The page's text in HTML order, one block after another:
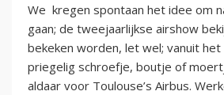
We kregen spontaan het idee om
gaan; de tweejaarlijkse airshow
bekeken worden, let wel; vanuit
priegelig schroefje, boutje of
aldaar voor Toulouse’s Airbus.